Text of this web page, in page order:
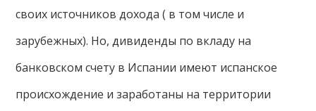
своих источников дохода ( в том числе и
зарубежных). Но, дивиденды по вкладу на
банковском счету в Испании имеют испанское
происхождение и заработаны на территории